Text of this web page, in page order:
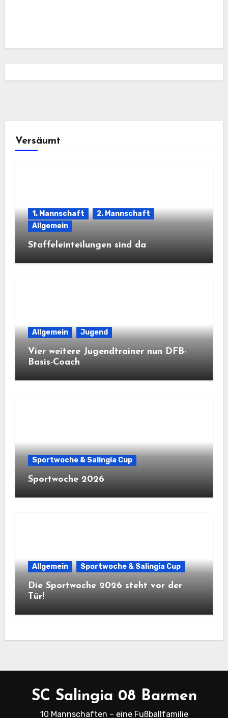
Versäumt
1. Mannschaft
2. Mannschaft
Allgemein
Staffeleinteilungen sind da
Allgemein Jugend
Vier weitere Jugendtrainer nun DFB-
Basis-Coach
Sportwoche & Salingia Cup
Sportwoche 2026
Allgemein Sportwoche & Salingia Cup
Die Sportwoche 2026 steht vor der
Tür!
SC Salingia 08 Barmen
10 Mannschaften – eine Fußballfamilie